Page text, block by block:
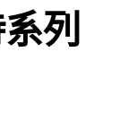
列